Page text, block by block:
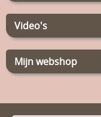
Video's
Mijn webshop